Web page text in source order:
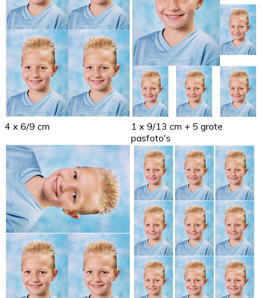
4 x 6/9 cm
1 x 9/13 cm + 5 grote
pasfoto's